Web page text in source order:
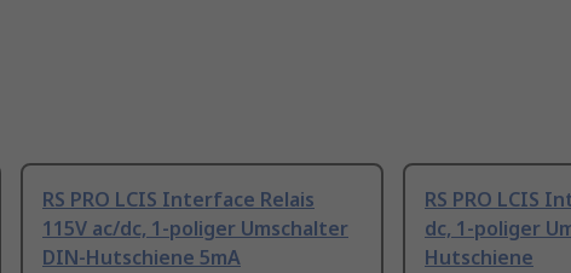
RS PRO LCIS Interface Relais
115V ac/dc, 1-poliger Umschalter
DIN-Hutschiene 5mA
RS PRO LCIS
dc, 1-poliger
Hutschiene